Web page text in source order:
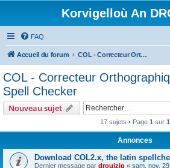
Korvigelloù An
FAQ
Accueil du forum COL - Correcteur Orthographique Latin - Latin Spell Checker
COL - Correcteur
Spell Checker
Nouveau sujet
17 sujets • Page 1 sur 1
Annonces
Download COL2.x, the latin
Dernier message par drouizig « sam. nov.